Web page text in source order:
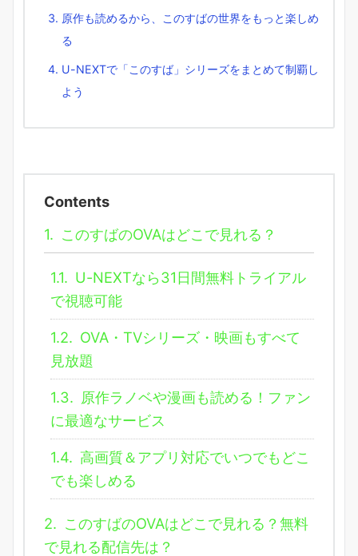
原作も読めるから、このすばの世界をもっと楽しめ
る
U-NEXTで「このすば」シリーズをまとめて制覇し
よう
Contents
1. このすばのOVAはどこで見れる？
1.1. U-NEXTなら31日間無料トライアル
で視聴可能
1.2. OVA・TVシリーズ・映画もすべて
見放題
1.3. 原作ラノベや漫画も読める！ファン
に最適なサービス
1.4. 高画質＆アプリ対応でいつでもどこ
でも楽しめる
2. このすばのOVAはどこで見れる？無料
で見れる配信先は？